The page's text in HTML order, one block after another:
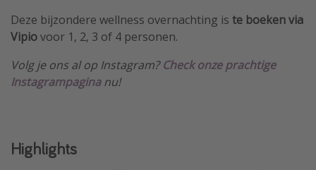
Deze bijzondere wellness overnachting is te boeken via
Vipiovoor 1, 2, 3 of 4 personen.
Volg je ons al op Instagram?Check onze prachtige
Instagrampaginanu!
Highlights